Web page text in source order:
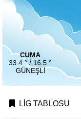
CUMA
33.4 ° / 16.5 °
GÜNEŞLI
LİG TABLOSU